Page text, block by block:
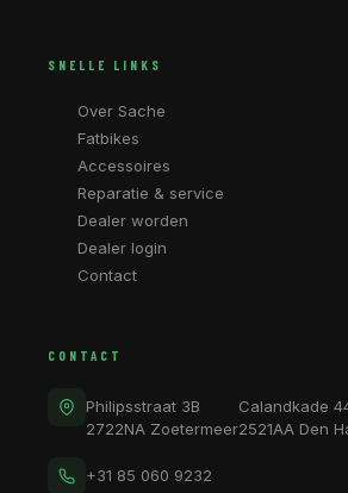
SNELLE LINKS
Over Sache
Fatbikes
Accessoires
Reparatie & service
Dealer worden
Dealer login
Contact
CONTACT
Philipsstraat 3B
2722NA Zoetermeer
Calandkade
2521AA Den
+31 85 060 9232